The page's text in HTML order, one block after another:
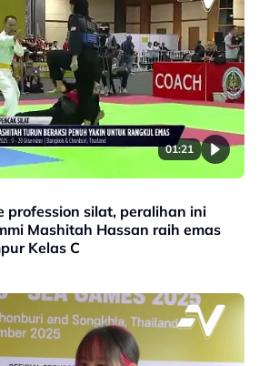
01:21
profession silat, peralihan ini
Mashitah Hassan raih emas
Kelas C